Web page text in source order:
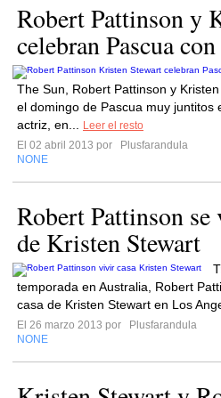
Robert Pattinson y
celebran Pascua
The Sun, Robert Pattinson y
el domingo de Pascua muy juntitos
actriz, en...
Leer el resto
El 02 abril 2013 por
Plusfarandula
NONE
Robert Pattinson se
de Kristen Stewart
temporada en Australia, Robert
casa de Kristen Stewart en Los
El 26 marzo 2013 por
Plusfarandula
NONE